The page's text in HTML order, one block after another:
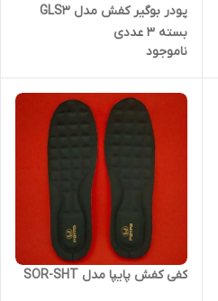
پودر بوگیر کفش مدل GLS3
بسته 3 عددی
ناموجود
کفی کفش پایپا مدل SOR-SHT